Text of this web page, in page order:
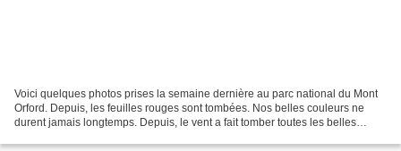
Voici quelques photos prises la semaine dernière au parc national du Mont
Orford. Depuis, les feuilles rouges sont tombées. Nos belles couleurs ne
durent jamais longtemps. Depuis, le vent a fait tomber toutes les belles